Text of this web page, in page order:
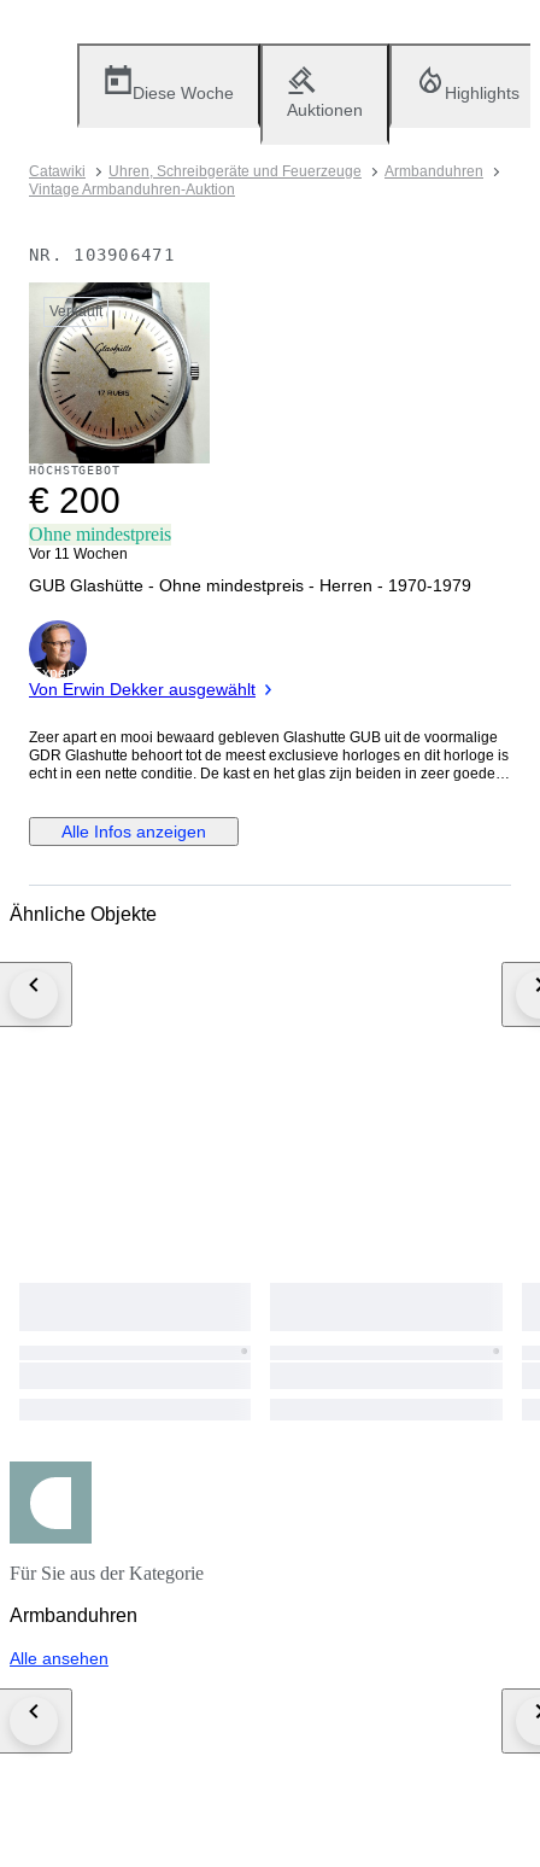
Diese Woche
Auktionen
Highlights
Catawiki Uhren, Schreibgeräte und Feuerzeuge
Armbanduhren
Vintage Armbanduhren-Auktion
NR. 103906471
Verkauft
HÖCHSTGEBOT
€ 200
Ohne mindestpreis
Vor 11 Wochen
GUB Glashütte - Ohne mindestpreis - Herren - 1970-1979
Experte
Von Erwin Dekker ausgewählt
Zeer apart en mooi bewaard gebleven Glashutte GUB uit de voormalige
GDR Glashutte behoort tot de meest exclusieve horloges en dit horloge is
echt in een nette conditie. De kast en het glas zijn beiden in zeer goede
nog een zeer stijlvol horloge. Wordt zeer goed verpakt en aangetekend
verzonden.
Alle Infos anzeigen
Ähnliche Objekte
Für Sie aus der Kategorie
Armbanduhren
Alle ansehen